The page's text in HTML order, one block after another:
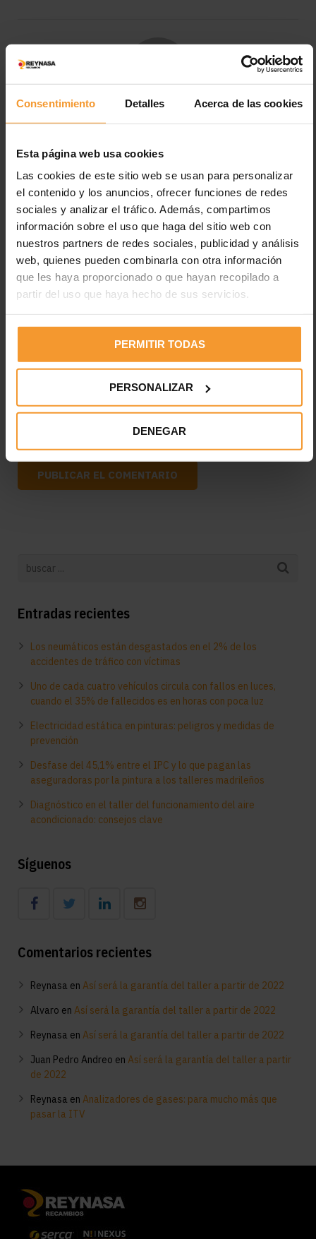
Consentimiento Detalles Acerca de las cookies
Esta página web usa cookies
Las cookies de este sitio web se usan para personalizar
el contenido y los anuncios, ofrecer funciones de redes
sociales y analizar el tráfico. Además, compartimos
información sobre el uso que haga del sitio web con
nuestros partners de redes sociales, publicidad y análisis
web, quienes pueden combinarla con otra información
que les haya proporcionado o que hayan recopilado a
partir del uso que haya hecho de sus servicios.
PERMITIR TODAS
PERSONALIZAR
DENEGAR
Deja una respuesta
Tu dirección de correo electrónico no será publicada. Los
campos obligatorios están marcados con*
Entradas recientes
Los neumáticos están desgastados en el 2% de los
accidentes de tráfico con víctimas
Uno de cada cuatro vehículos circula con fallos en luces,
cuando el 35% de fallecidos es en horas con poca luz
Electricidad estática en pinturas: peligros y medidas de
prevención
Desfase del 45,1% entre el IPC y lo que pagan las
aseguradoras por la pintura a los talleres madrileños
Diagnóstico en el taller del funcionamiento del aire
acondicionado: consejos clave
Síguenos
Comentarios recientes
Reynasa en Así será la garantía del taller a partir de 2022
Alvaro en Así será la garantía del taller a partir de 2022
Reynasa en Así será la garantía del taller a partir de 2022
Juan Pedro Andreo en Así será la garantía del taller a partir
de 2022
Reynasa en Analizadores de gases: para mucho más que
pasar la ITV